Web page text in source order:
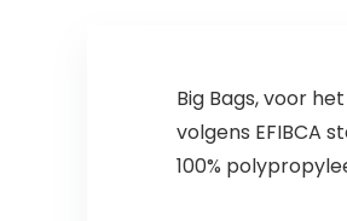
Big Bags, voor
volgens EFIBCA
100%